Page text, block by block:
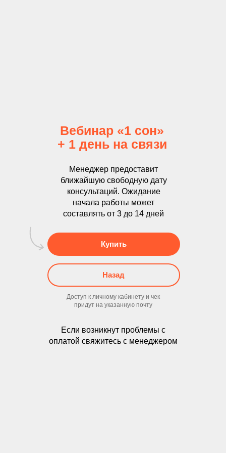
Вебинар «1 сон»
+ 1 день на связи
Если возникнут проблемы с
оплатой свяжитесь с менеджером
Доступ к личному кабинету и чек
придут на указанную почту
Менеджер предоставит
ближайшую свободную дату
консультаций. Ожидание
начала работы может
составлять от 3 до 14 дней
Купить
Назад